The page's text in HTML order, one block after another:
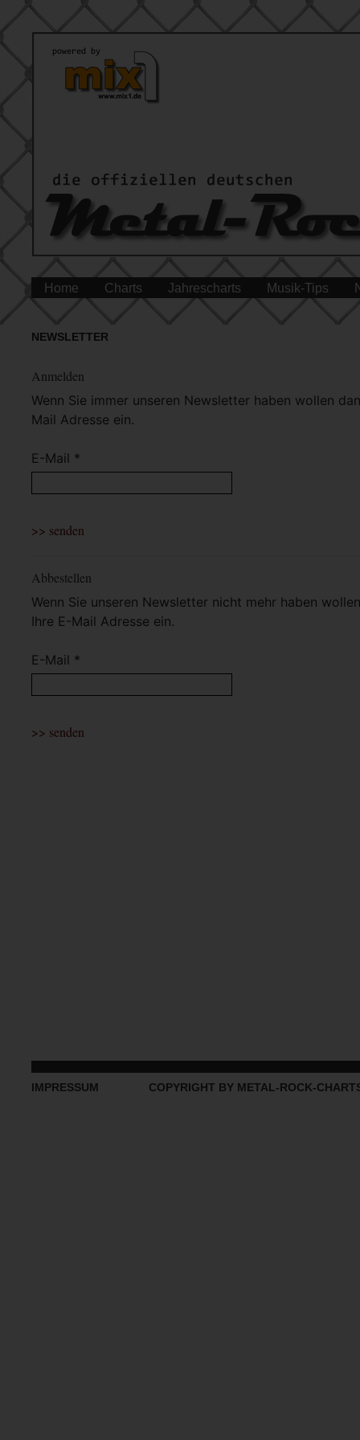
Home Charts Jahrescharts Musik-Tips
NEWSLETTER
Anmelden
Wenn Sie immer unseren Newsletter haben wollen
Mail Adresse ein.
E-Mail *
Abbestellen
Wenn Sie unseren Newsletter nicht mehr haben
Ihre E-Mail Adresse ein.
E-Mail *
IMPRESSUM COPYRIGHT BY METAL-ROCK-